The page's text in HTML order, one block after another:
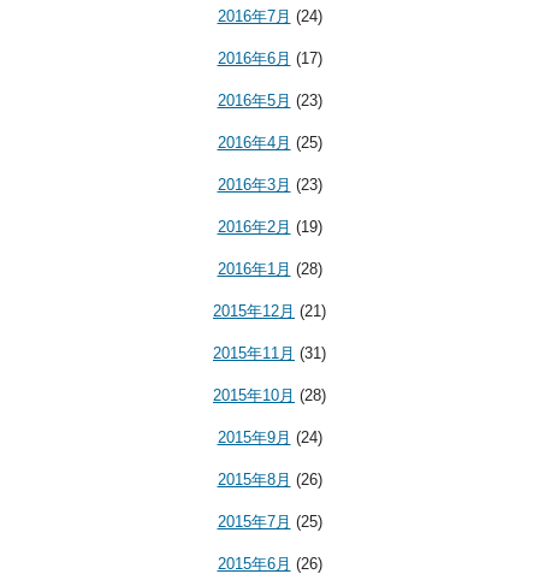
2016年7月 (24)
2016年6月 (17)
2016年5月 (23)
2016年4月 (25)
2016年3月 (23)
2016年2月 (19)
2016年1月 (28)
2015年12月 (21)
2015年11月 (31)
2015年10月 (28)
2015年9月 (24)
2015年8月 (26)
2015年7月 (25)
2015年6月 (26)